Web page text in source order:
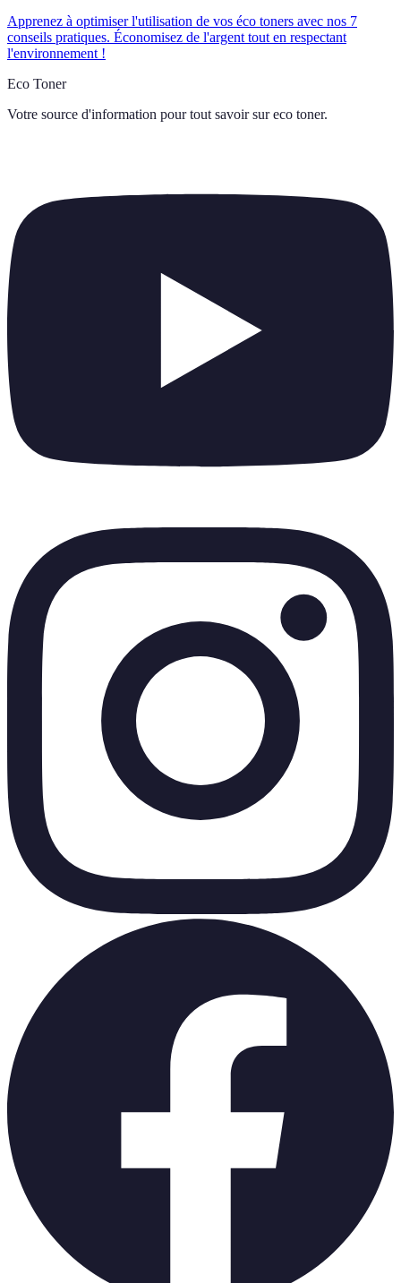
Apprenez à optimiser l'utilisation de vos éco toners avec nos 7
conseils pratiques. Économisez de l'argent tout en respectant
l'environnement !
Eco Toner
Votre source d'information pour tout savoir sur eco toner.